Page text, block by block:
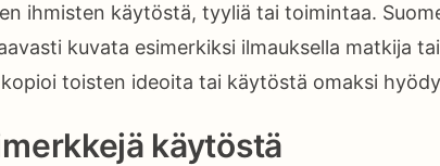
ihmisten käytöstä, tyyliä tai toimintaa.
kuvata esimerkiksi ilmauksella matkija
toisten ideoita tai käytöstä omaksi
käytöstä